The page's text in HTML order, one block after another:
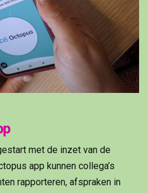
met de inzet van de
app kunnen collega’s
rapporteren, afspraken in